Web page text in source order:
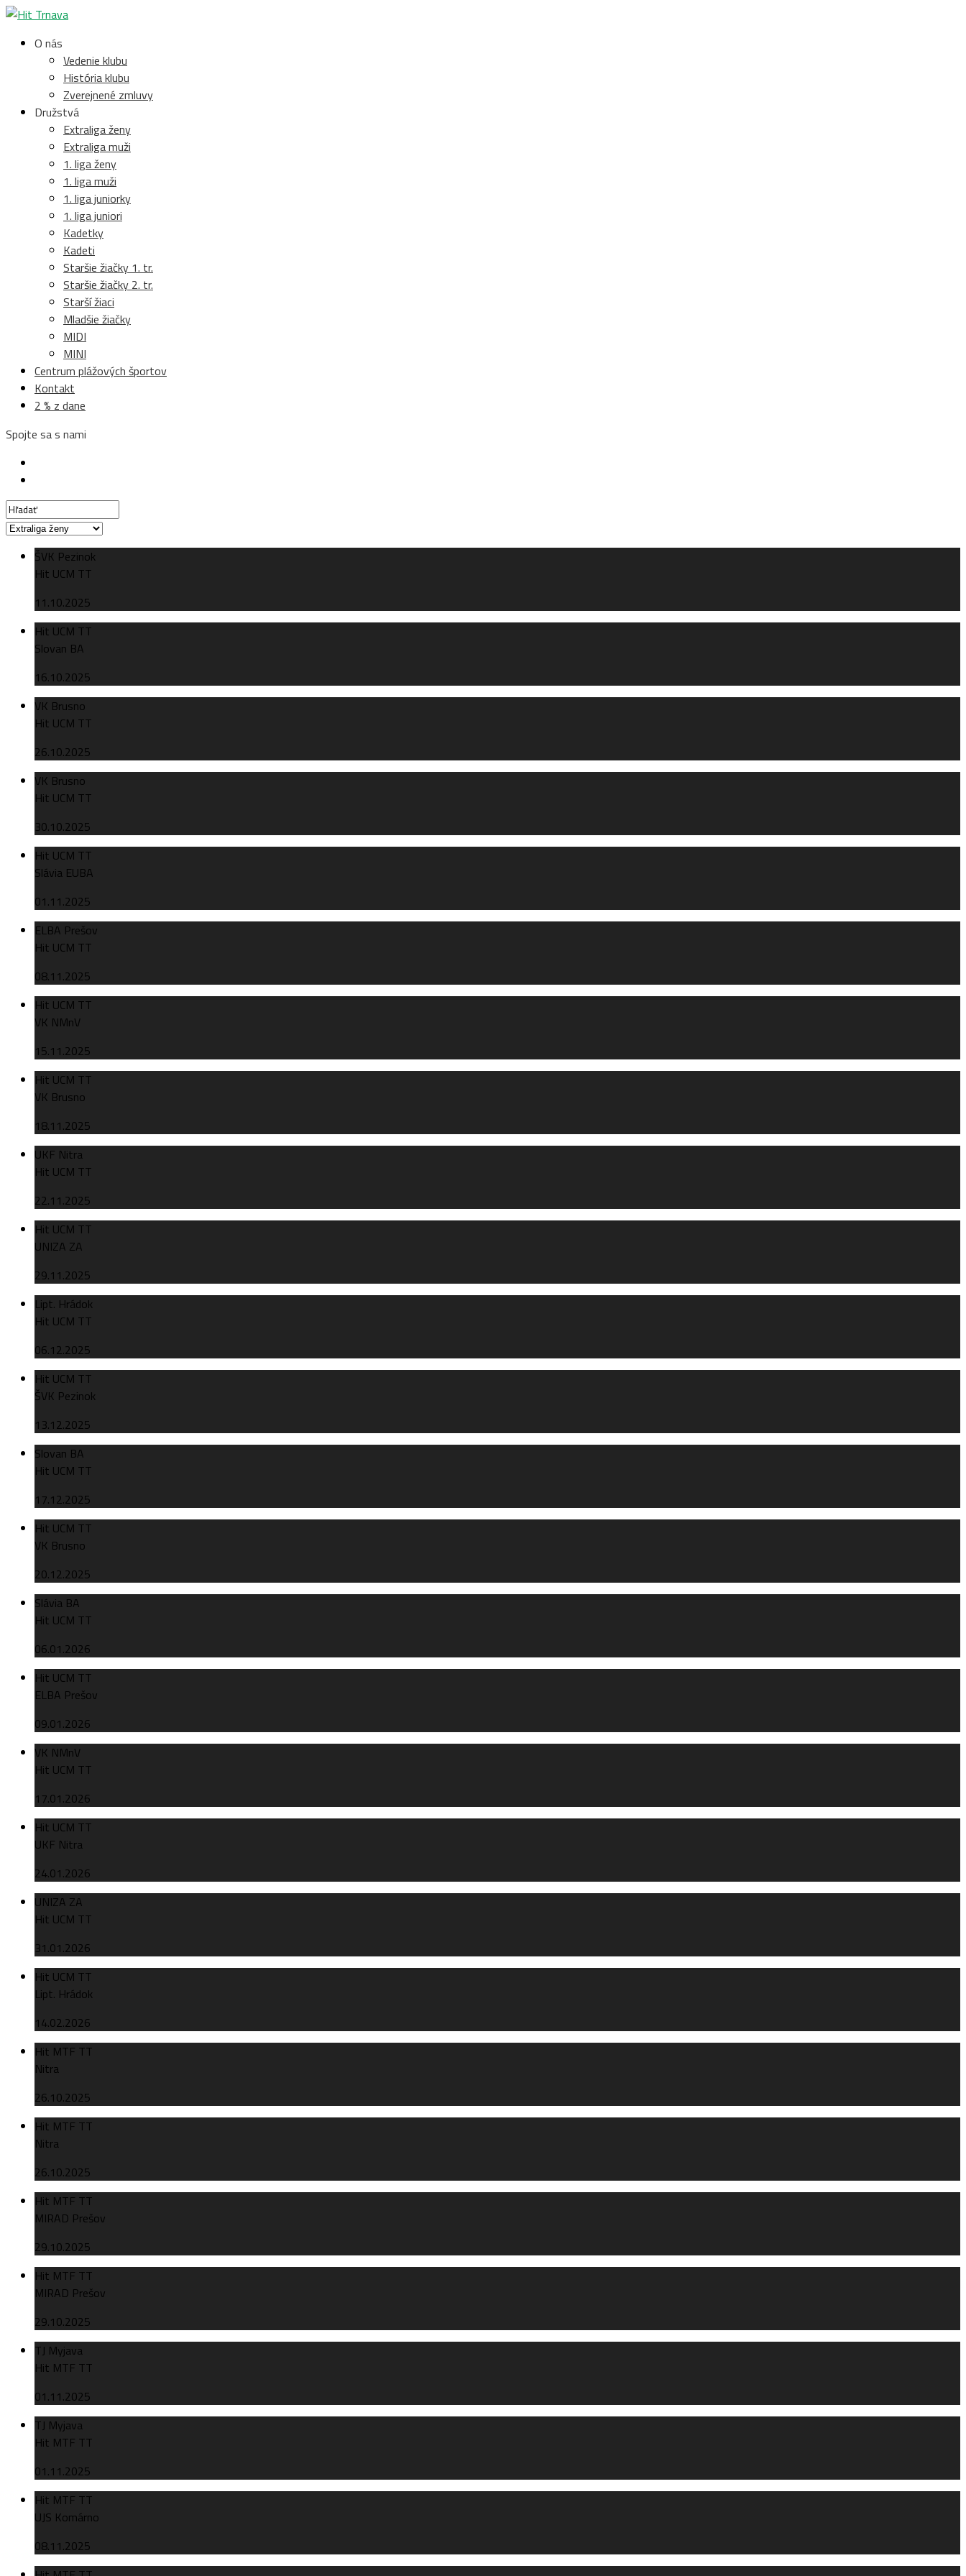
O nás
Vedenie klubu
História klubu
Zverejnené zmluvy
Družstvá
Extraliga ženy
Extraliga muži
1. liga ženy
1. liga muži
1. liga juniorky
1. liga juniori
Kadetky
Kadeti
Staršie žiačky 1. tr.
Staršie žiačky 2. tr.
Starší žiaci
Mladšie žiačky
MIDI
MINI
Centrum plážových športov
Kontakt
2 % z dane
Spojte sa s nami
ŠVK Pezinok
Hit UCM TT
11.10.2025
Hit UCM TT
Slovan BA
16.10.2025
VK Brusno
Hit UCM TT
26.10.2025
VK Brusno
Hit UCM TT
30.10.2025
Hit UCM TT
Slávia EUBA
01.11.2025
ELBA Prešov
Hit UCM TT
08.11.2025
Hit UCM TT
VK NMnV
15.11.2025
Hit UCM TT
VK Brusno
18.11.2025
UKF Nitra
Hit UCM TT
22.11.2025
Hit UCM TT
UNIZA ZA
29.11.2025
Lipt. Hrádok
Hit UCM TT
06.12.2025
Hit UCM TT
ŠVK Pezinok
13.12.2025
Slovan BA
Hit UCM TT
17.12.2025
Hit UCM TT
VK Brusno
20.12.2025
Slávia BA
Hit UCM TT
06.01.2026
Hit UCM TT
ELBA Prešov
09.01.2026
VK NMnV
Hit UCM TT
17.01.2026
Hit UCM TT
UKF Nitra
24.01.2026
UNIZA ZA
Hit UCM TT
31.01.2026
Hit UCM TT
Lipt. Hrádok
14.02.2026
Hit MTF TT
Nitra
26.10.2025
Hit MTF TT
Nitra
26.10.2025
Hit MTF TT
MIRAD Prešov
29.10.2025
Hit MTF TT
MIRAD Prešov
29.10.2025
TJ Myjava
Hit MTF TT
01.11.2025
TJ Myjava
Hit MTF TT
01.11.2025
Hit MTF TT
UJS Komárno
08.11.2025